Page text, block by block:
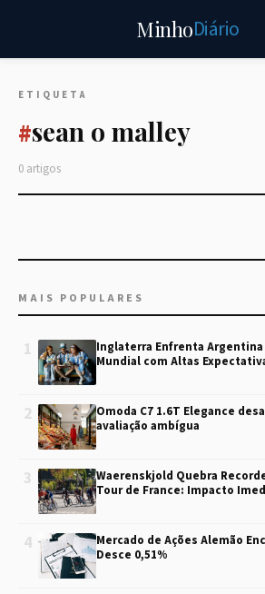
MinhoDiário
ETIQUETA
#sean o malley
0 artigos
MAIS POPULARES
1
Inglaterra Enfrenta
Mundial com Altas
2
Omoda C7 1.6T Elegance
avaliação ambígua
3
Waerenskjold Quebra
Tour de France: Impacto
4
Mercado de Ações Alemão
Desce 0,51%